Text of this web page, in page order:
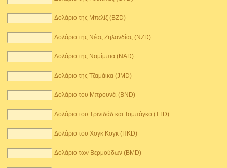
Δολάριο της Μπελίζ (BZD)
Δολάριο της Νέας Ζηλανδίας (NZD)
Δολάριο της Ναμίμπια (NAD)
Δολάριο της Τζαμάικα (JMD)
Δολάριο του Μπρουνέι (BND)
Δολάριο του Τρινιδάδ και Τομπάγκο (TTD)
Δολάριο του Χογκ Κογκ (HKD)
Δολάριο των Βερμούδων (BMD)